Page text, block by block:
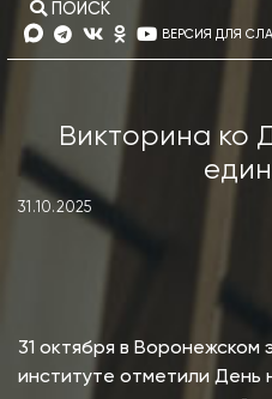
ПОИСК
ВЕРСИЯ ДЛЯ
Викторина ко
31.10.2025
31 октября в Воронежском
институте отметили День